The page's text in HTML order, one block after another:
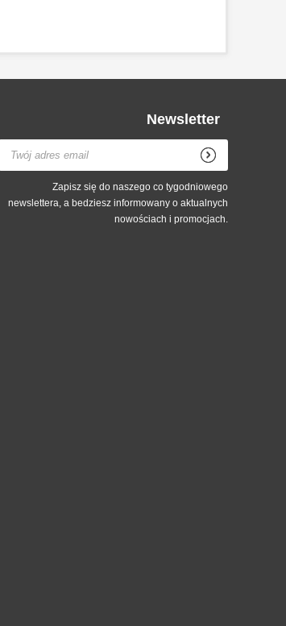
Newsletter
Zapisz się do naszego co tygodniowego
newslettera, a bedziesz informowany o aktualnych
nowościach i promocjach.